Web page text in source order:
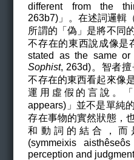
different from the
263b7)」。在述詞邏輯
所謂的「偽」是將不同
不存在的東西說成像是
stated as the same
Sophist, 263d)。智者
不存在的東西看起來像
運用虛假的言說。
appears)」並不是單純
存在事物的實然狀態，
和動詞的結合，而
(symmeixis aisthêseôs
perception and